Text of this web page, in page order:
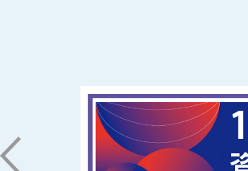
71005 台南市永康區南台街一號
06-2533131 ext. 7101
ic@stust.edu.tw